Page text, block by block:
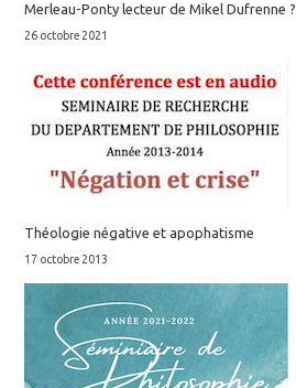
Merleau-Ponty lecteur de Mikel Dufrenne ?
26 octobre 2021
Théologie négative et apophatisme
17 octobre 2013